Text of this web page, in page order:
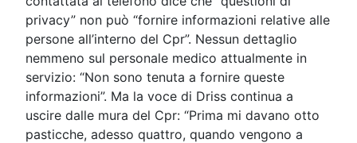
privacy” non può “fornire informazioni relative alle
persone all’interno del Cpr”. Nessun dettaglio
nemmeno sul personale medico attualmente in
servizio: “Non sono tenuta a fornire queste
informazioni”. Ma la voce di Driss continua a
uscire dalle mura del Cpr: “Prima mi davano otto
pasticche, adesso quattro, quando vengono a